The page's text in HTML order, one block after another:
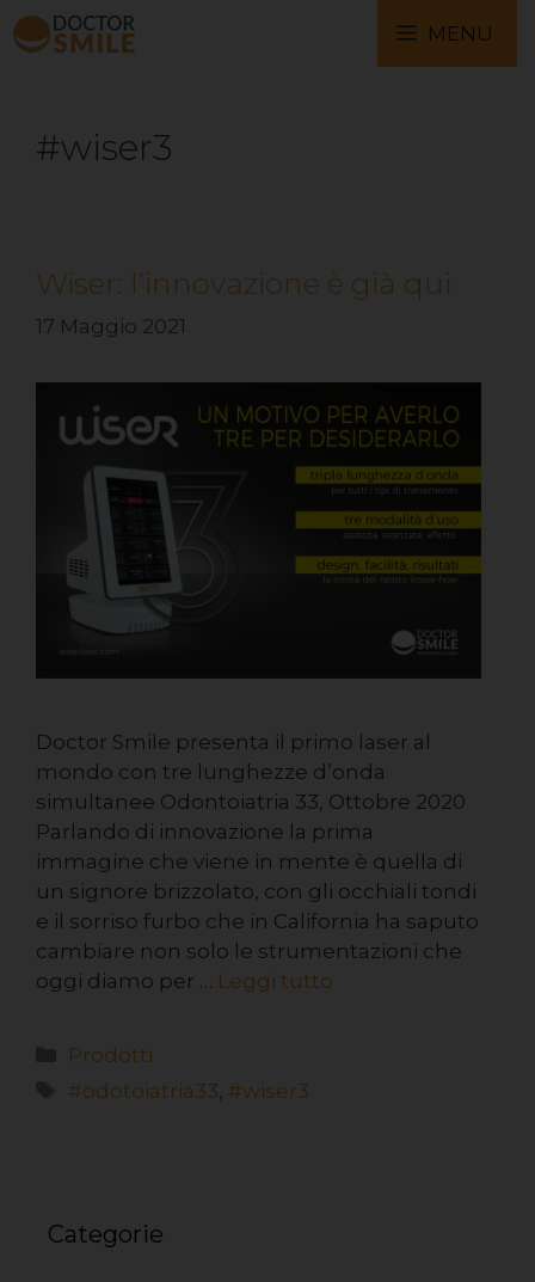
MENU
#wiser3
Wiser: l’innovazione è già qui
17 Maggio 2021
Doctor Smile presenta il primo laser al
mondo con tre lunghezze d’onda
simultanee Odontoiatria 33, Ottobre 2020
Parlando di innovazione la prima
immagine che viene in mente è quella di
un signore brizzolato, con gli occhiali tondi
e il sorriso furbo che in California ha saputo
cambiare non solo le strumentazioni che
oggi diamo per … Leggi tutto
Prodotti
#odotoiatria33, #wiser3
Categorie